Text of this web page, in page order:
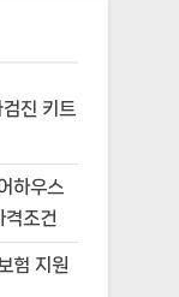
진 키트
하우스
격조건
험 지원